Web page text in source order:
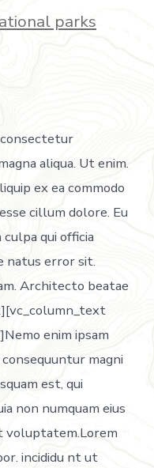
parks
aliqua. Ut enim.
ex ea commodo
cillum dolore. Eu
qui officia
natus error sit.
Architecto beatae
enim ipsam
magni
est, qui
non numquam eius
voluptatem.Lorem
incididu nt ut